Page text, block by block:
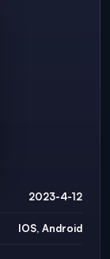
2023-4-12
IOS, Android